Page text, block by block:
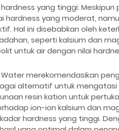
yang tinggi:
hardness yang moderat,
Hal ini disebabkan oleh
seperti kalsium dan
untuk air dengan nilai
Water merekomendasikan
alternatif untuk
resin kation untuk
ion-ion kalsium dan
hardness yang tinggi.